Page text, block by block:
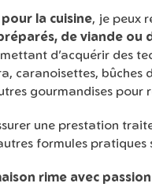
la cuisine, je peux
de viande
d’acquérir des
caranoisettes, bûches
gourmandises pour
une prestation
formules
rime avec